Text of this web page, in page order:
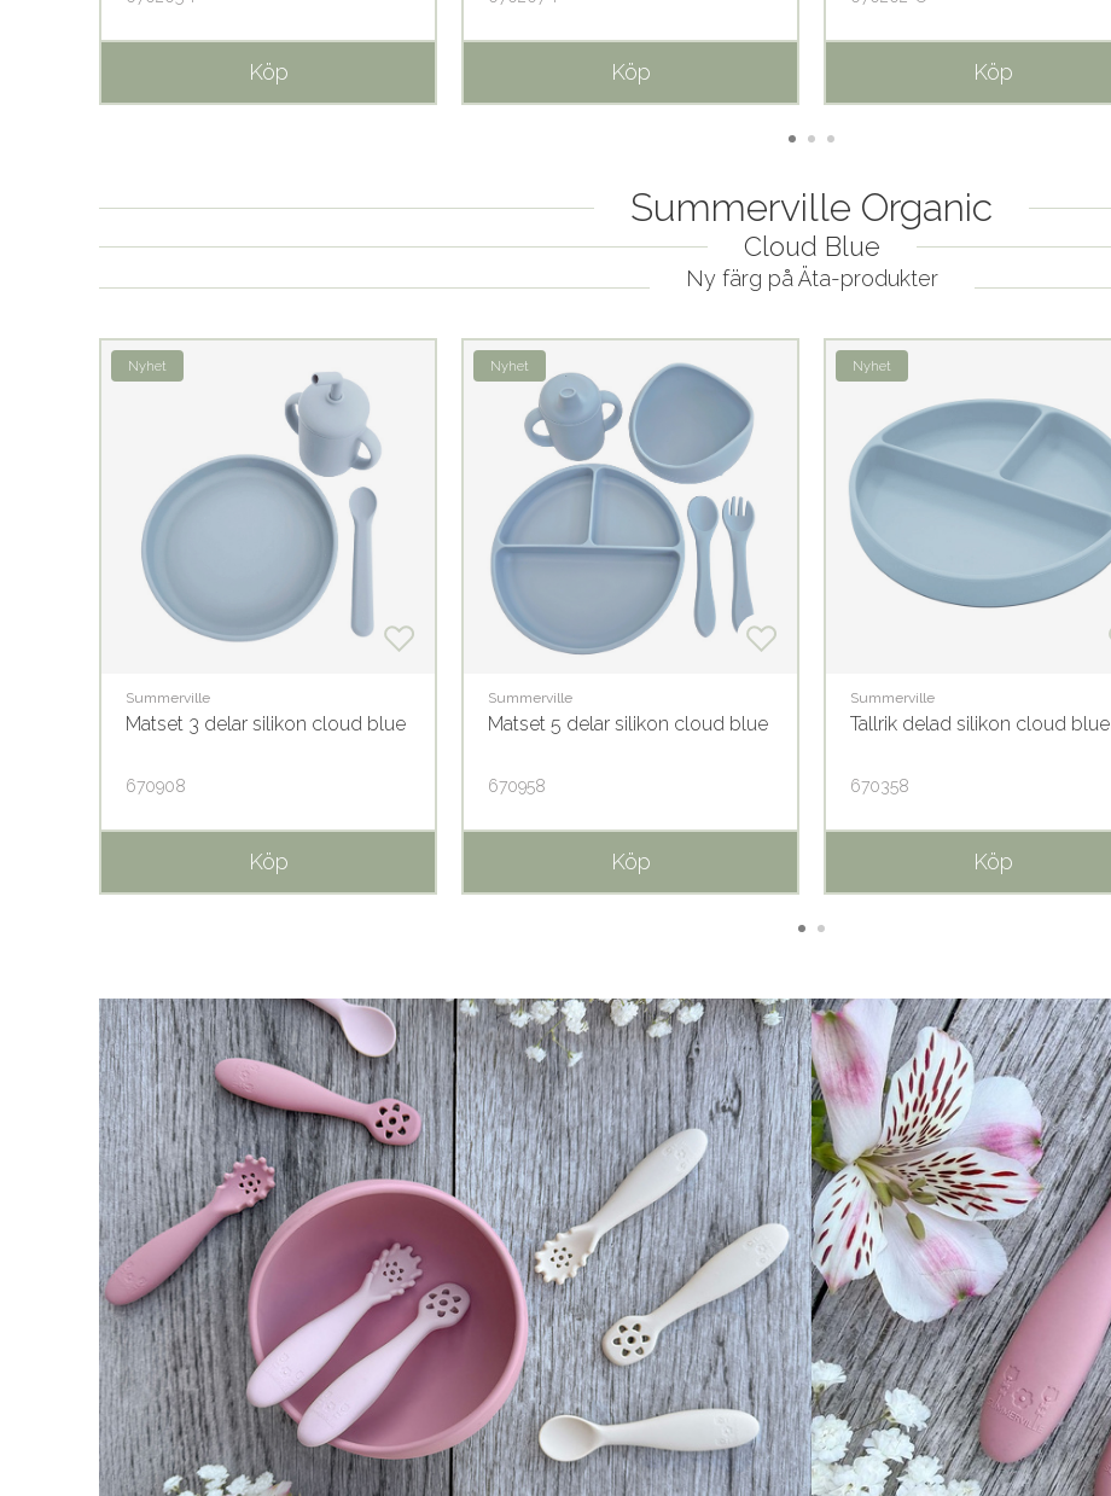
Köp Köp Köp
Summerville Organic
Cloud Blue
Ny färg på Äta-produkter
Nyhet
Summerville
Matset 3 delar silikon cloud blue
670908
Köp
Nyhet
Summerville
Matset 5 delar silikon cloud blue
670958
Köp
Nyhet
Summerville
Tallrik delad silikon cloud blue
670358
Köp